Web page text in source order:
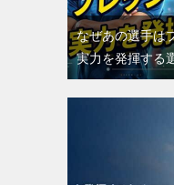
なぜあの選手は
実力を発揮する